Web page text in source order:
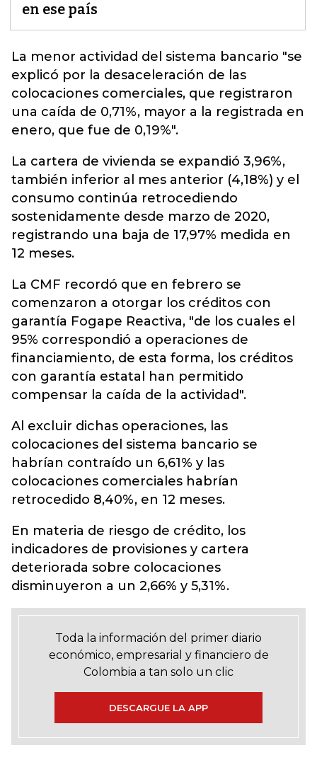
en ese país
La menor actividad del sistema bancario "se
explicó por la desaceleración de las
colocaciones comerciales, que registraron
una caída de 0,71%, mayor a la registrada en
enero, que fue de 0,19%".
La cartera de vivienda se expandió 3,96%,
también inferior al mes anterior (4,18%) y el
consumo continúa retrocediendo
sostenidamente desde marzo de 2020,
registrando una baja de 17,97% medida en
12 meses.
La CMF recordó que en febrero se
comenzaron a otorgar los créditos con
garantía Fogape Reactiva, "de los cuales el
95% correspondió a operaciones de
financiamiento, de esta forma, los créditos
con garantía estatal han permitido
compensar la caída de la actividad".
Al excluir dichas operaciones, las
colocaciones del sistema bancario se
habrían contraído un 6,61% y las
colocaciones comerciales habrían
retrocedido 8,40%, en 12 meses.
En materia de riesgo de crédito, los
indicadores de provisiones y cartera
deteriorada sobre colocaciones
disminuyeron a un 2,66% y 5,31%.
Toda la información del primer diario
económico, empresarial y financiero de
Colombia a tan solo un clic
DESCARGUE LA APP